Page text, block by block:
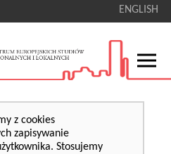
ENGLISH
z cookies
zapisywanie
Stosujemy